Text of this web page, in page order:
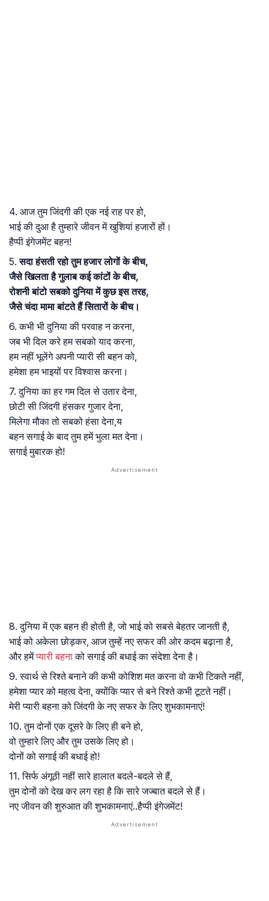
4. आज तुम जिंदगी की एक नई राह पर हो,
भाई की दुआ है तुम्हारे जीवन में खुशियां हजारों हों।
हैप्पी इंगेजमेंट बहन!
5.सदा हंसती रहो तुम हजार लोगों के बीच,
जैसे खिलता है गुलाब कई कांटों के बीच,
रोशनी बांटो सबको दुनिया में कुछ इस तरह,
जैसे चंदा मामा बांटते हैं सितारों के बीच।
6. कभी भी दुनिया की परवाह न करना,
जब भी दिल करे हम सबको याद करना,
हम नहीं भूलेंगे अपनी प्यारी सी बहन को,
हमेशा हम भाइयों पर विश्वास करना।
7. दुनिया का हर गम दिल से उतार देना,
छोटी सी जिंदगी हंसकर गुजार देना,
मिलेगा मौका तो सबको हंसा देना,य
बहन सगाई के बाद तुम हमें भुला मत देना।
सगाई मुबारक हो!
8. दुनिया में एक बहन ही होती है, जो भाई को सबसे बेहतर जानती है,
भाई को अकेला छोड़कर, आज तुम्हें नए सफर की ओर कदम बढ़ाना है,
और हमेंप्यारी बहनाको सगाई की बधाई का संदेशा देना है।
9. स्वार्थ से रिश्ते बनाने की कभी कोशिश मत करना वो कभी टिकते नहीं,
हमेशा प्यार को महत्व देना, क्योंकि प्यार से बने रिश्ते कभी टूटते नहीं।
मेरी प्यारी बहना को जिंदगी के नए सफर के लिए शुभकामनाएं!
10. तुम दोनों एक दूसरे के लिए ही बने हो,
वो तुम्हारे लिए और तुम उसके लिए हो।
दोनों को सगाई की बधाई हो!
11. सिर्फ अंगूठी नहीं सारे हालात बदले-बदले से हैं,
तुम दोनों को देख कर लग रहा है कि सारे जज्बात बदले से हैं।
नए जीवन की शुरुआत की शुभकामनाएं..हैप्पी इंगेजमेंट!